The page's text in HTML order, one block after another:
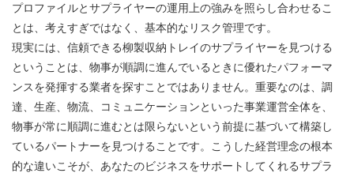
プロファイルとサプライヤーの運用上の強みを照らし合わせるこ
とは、考えすぎではなく、基本的なリスク管理です。
現実には、信頼できる柳製収納トレイのサプライヤーを見つける
ということは、物事が順調に進んでいるときに優れたパフォーマ
ンスを発揮する業者を探すことではありません。重要なのは、調
達、生産、物流、コミュニケーションといった事業運営全体を、
物事が常に順調に進むとは限らないという前提に基づいて構築し
ているパートナーを見つけることです。こうした経営理念の根本
的な違いこそが、あなたのビジネスをサポートしてくれるサプラ